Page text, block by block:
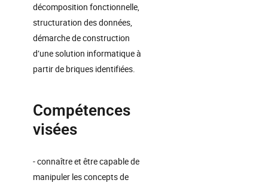
décomposition fonctionnelle,
structuration des données,
démarche de construction
d’une solution informatique à
partir de briques identifiées.
Compétences
visées
- connaître et être capable de
manipuler les concepts de